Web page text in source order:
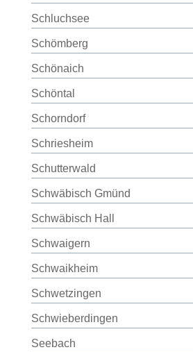
Schluchsee
Schömberg
Schönaich
Schöntal
Schorndorf
Schriesheim
Schutterwald
Schwäbisch Gmünd
Schwäbisch Hall
Schwaigern
Schwaikheim
Schwetzingen
Schwieberdingen
Seebach